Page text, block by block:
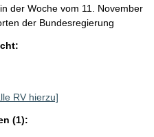
der Woche vom 11. November
der Bundesregierung
RV hierzu]
(1):